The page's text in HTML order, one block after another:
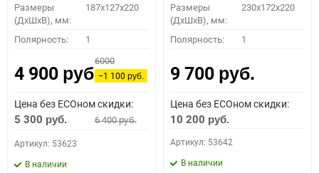
Размеры
(ДхШхВ), мм:
187x127x220
Полярность: 1
4 900 руб.
6000
−1 100руб.
Цена без ECOном скидки:
5 300 руб. 6 400руб.
Артикул: 53623
В наличии
Размеры
(ДхШхВ), мм:
230x172x220
Полярность: 1
9 700 руб.
Цена без ECOном скидки:
10 200 руб.
Артикул: 53642
В наличии